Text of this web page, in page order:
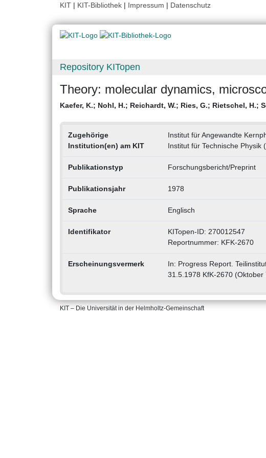
KIT | KIT-Bibliothek | Impressum | Datenschutz
Repository KITopen
Theory: molecular dynamics,
Kaefer, K.; Nohl, H.; Reichardt, W.; Ries, G.; Rietschel, H.;
Zugehörige
Institution(en) am KIT
Institut für Angewandte
Institut für Technische Physik
Publikationstyp Forschungsbericht/Preprint
Publikationsjahr 1978
Sprache Englisch
Identifikator
KITopen-ID: 270012547
Reportnummer: KFK-2670
Erscheinungsvermerk
In: Progress Report.
31.5.1978 KfK-2670 (Oktober
KIT – Die Universität in der Helmholtz-Gemeinschaft